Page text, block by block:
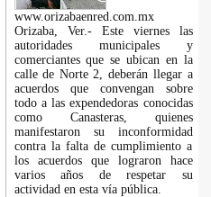
www.orizabaenred.com.mx
Orizaba, Ver.- Este viernes las
autoridades municipales y
comerciantes que se ubican en la
calle de Norte 2, deberán llegar a
acuerdos que convengan sobre
todo a las expendedoras conocidas
como Canasteras, quienes
manifestaron su inconformidad
contra la falta de cumplimiento a
los acuerdos que lograron hace
varios años de respetar su
actividad en esta vía pública.